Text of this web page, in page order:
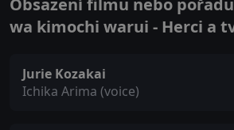
Obsazení filmu nebo
wa kimochi warui - Herci a
Jurie Kozakai
Ichika Arima (voice)